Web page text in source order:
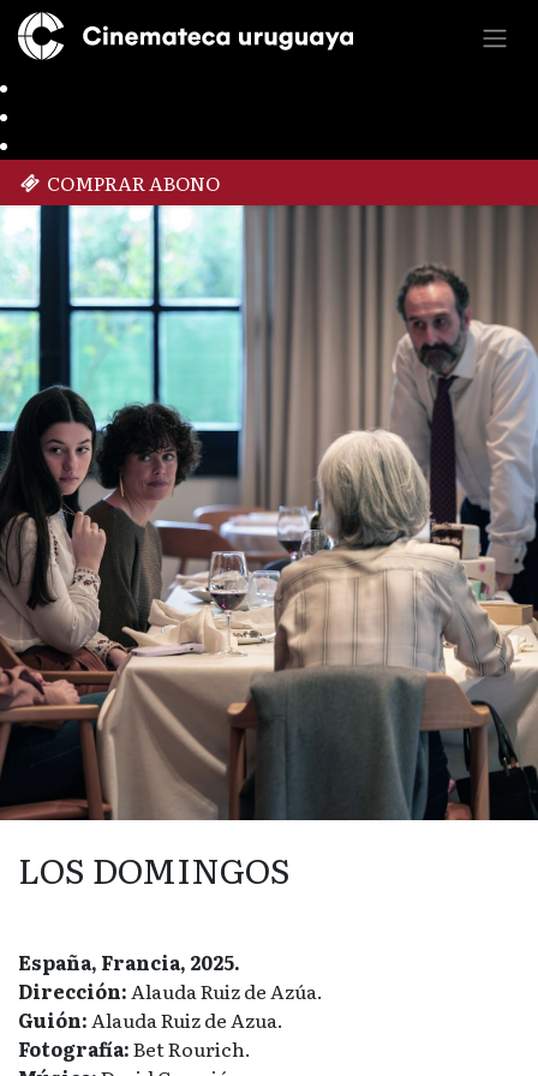
COMPRAR ABONO
LOS DOMINGOS
España, Francia, 2025.
Dirección:Alauda Ruiz de Azúa.
Guión:Alauda Ruiz de Azua.
Fotografía:Bet Rourich.